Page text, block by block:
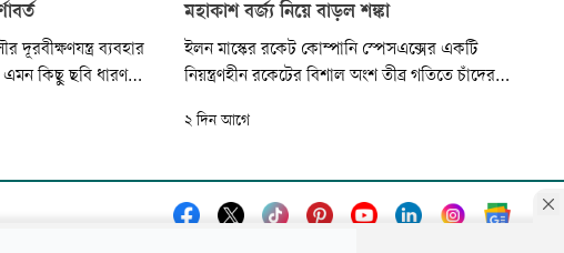
দূরবীক্ষণযন্ত্র ব্যবহার
এমন কিছু ছবি ধারণ
নতুন এসব ছবি ও
করা সম্ভব ছিল না।
মহাকাশ বর্জ্য নিয়ে বাড়ল শঙ্কা
ইলন মাস্কের রকেট কোম্পানি স্পেসএক্সের একটি
নিয়ন্ত্রণহীন রকেটের বিশাল অংশ তীব্র গতিতে চাঁদের
‘নাসা’ এবং বিশ্বজুড়ে জ্যোতির্বিজ্ঞানীরা এ ঘটনা
২ দিন আগে